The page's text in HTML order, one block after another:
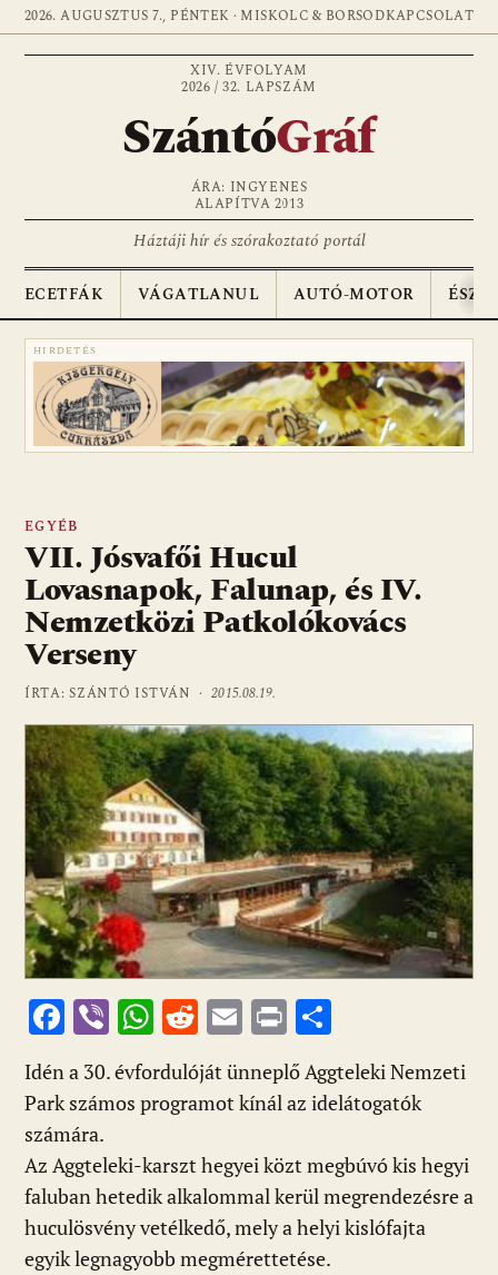
2026. AUGUSZTUS 7., PÉNTEK · MISKOLC & BORSODKAPCSOLAT
XIV. ÉVFOLYAM
2026 / 32. LAPSZÁM
SzántóGráf
ÁRA: INGYENES
ALAPÍTVA 2013
Háztáji hír és szórakoztató portál
ECETFÁK VÁGATLANUL AUTÓ-MOTOR
HIRDETÉS
EGYÉB
VII. Jósvafői Hucul
Lovasnapok, Falunap, és IV.
Nemzetközi Patkolókovács
Verseny
ÍRTA: SZÁNTÓ ISTVÁN ·2015.08.19.
F
ac
e
b
o
o
k
Vi
b
er
W
h
at
s
A
p
p
R
e
d
di
t
E
ai
l
Pr
in
t
ss
za
m
e
g
Idén a 30. évfordulóját ünneplő Aggteleki Nemzeti
Park számos programot kínál az idelátogatók
számára.
Az Aggteleki-karszt hegyei közt megbúvó kis hegyi
faluban hetedik alkalommal kerül megrendezésre a
huculösvény vetélkedő, mely a helyi kislófajta
egyik legnagyobb megmérettetése.